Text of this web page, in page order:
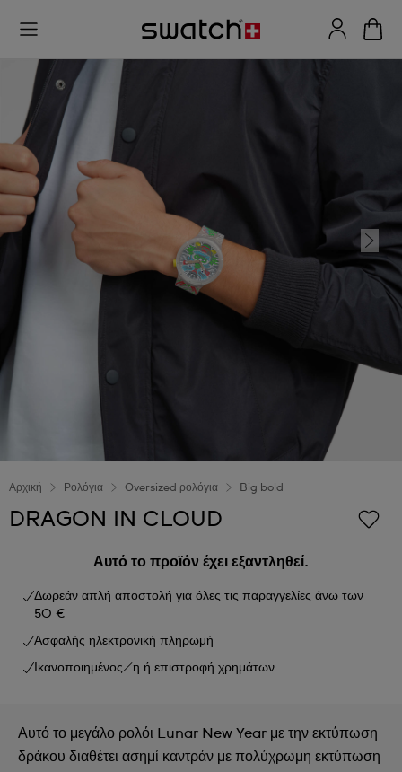
Αρχική Ρολόγια Oversized ρολόγια Big bold
DRAGON IN CLOUD
Αυτό το προϊόν έχει εξαντληθεί.
Δωρεάν απλή αποστολή για όλες τις παραγγελίες άνω των
50 €
Ασφαλής ηλεκτρονική πληρωμή
Ικανοποιημένος/η ή επιστροφή χρημάτων
Αυτό το μεγάλο ρολόι Lunar New Year με την εκτύπωση
δράκου διαθέτει ασημί καντράν με πολύχρωμη εκτύπωση